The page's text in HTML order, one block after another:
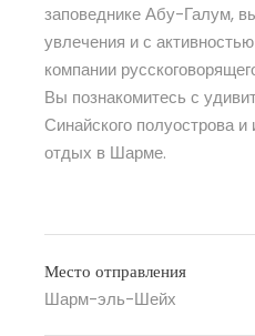
заповеднике Абу-Галум,
увлечения и с
компании
Вы познакомитесь с
Синайского полуострова и
отдых в Шарме.
Место отправления
Шарм-эль-Шейх